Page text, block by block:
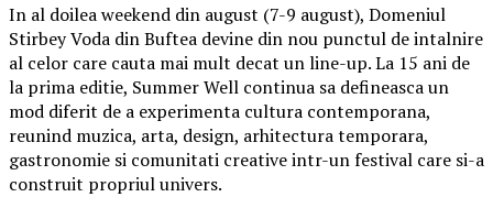
In al doilea weekend din august (7-9 august), Domeniul
Stirbey Voda din Buftea devine din nou punctul de intalnire
al celor care cauta mai mult decat un line-up. La 15 ani de
la prima editie, Summer Well continua sa defineasca un
mod diferit de a experimenta cultura contemporana,
reunind muzica, arta, design, arhitectura temporara,
gastronomie si comunitati creative intr-un festival care si-a
construit propriul univers.